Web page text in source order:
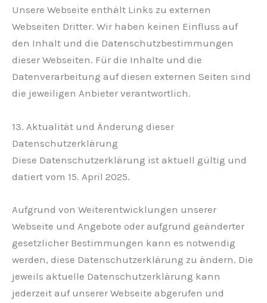
Unsere Webseite enthält Links zu externen
Webseiten Dritter. Wir haben keinen Einfluss auf
den Inhalt und die Datenschutzbestimmungen
dieser Webseiten. Für die Inhalte und die
Datenverarbeitung auf diesen externen Seiten sind
die jeweiligen Anbieter verantwortlich.
13. Aktualität und Änderung dieser
Datenschutzerklärung
Diese Datenschutzerklärung ist aktuell gültig und
datiert vom 15. April 2025.
Aufgrund von Weiterentwicklungen unserer
Webseite und Angebote oder aufgrund geänderter
gesetzlicher Bestimmungen kann es notwendig
werden, diese Datenschutzerklärung zu ändern. Die
jeweils aktuelle Datenschutzerklärung kann
jederzeit auf unserer Webseite abgerufen und